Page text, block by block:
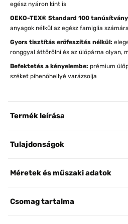
egész nyáron kint is
OEKO-TEX® Standard 100
anyagok nélkül az egész famiglia számára
Gyors tisztítás erőfeszítés nélkül:
ronggyal áttörölni és az ülőpárna olyan,
Befektetés a kényelembe: prémium
széket pihenőhellyé varázsolja
Termék leírása
Tulajdonságok
Méretek és műszaki adatok
Csomag tartalma